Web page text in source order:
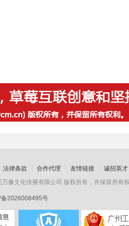
像文化传播有限公司 版权所有，并保留所有
备2026008495号
法律条款 合作代理 友情链接 诚招英才